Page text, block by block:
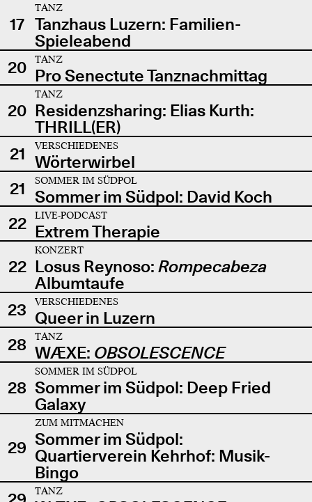
17
TANZ
Tanzhaus Luzern: Familien-
Spieleabend
20
TANZ
Pro Senectute Tanznachmittag
20
TANZ
Residenzsharing: Elias Kurth:
THRILL(ER)
21
VERSCHIEDENES
Wörterwirbel
21
SOMMER IM SÜDPOL
Sommer im Südpol: David Koch
22
LIVE-PODCAST
Extrem Therapie
22
KONZERT
Losus Reynoso: Rompecabeza
Albumtaufe
23
VERSCHIEDENES
Queer in Luzern
28
TANZ
WÆXE: OBSOLESCENCE
28
SOMMER IM SÜDPOL
Sommer im Südpol: Deep Fried
Galaxy
29
ZUM MITMACHEN
Sommer im Südpol:
Quartierverein Kehrhof: Musik-
Bingo
TANZ